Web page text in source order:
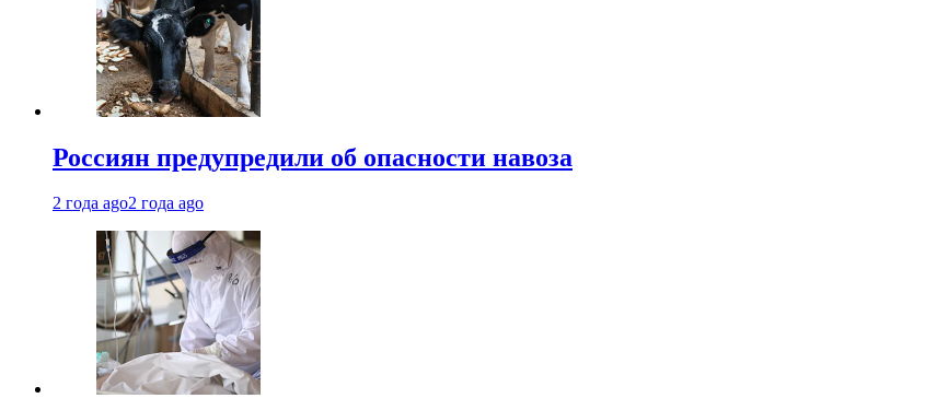
Россиян предупредили об опасности навоза
2 года ago2 года ago